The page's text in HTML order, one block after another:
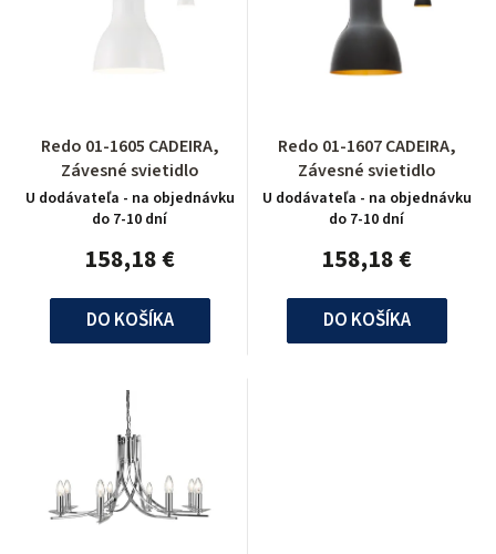
Redo 01-1605 CADEIRA,
Závesné svietidlo
U dodávateľa - na objednávku
do 7-10 dní
158,18 €
DO KOŠÍKA
Redo 01-1607 CADEIRA,
Závesné svietidlo
U dodávateľa - na objednávku
do 7-10 dní
158,18 €
DO KOŠÍKA